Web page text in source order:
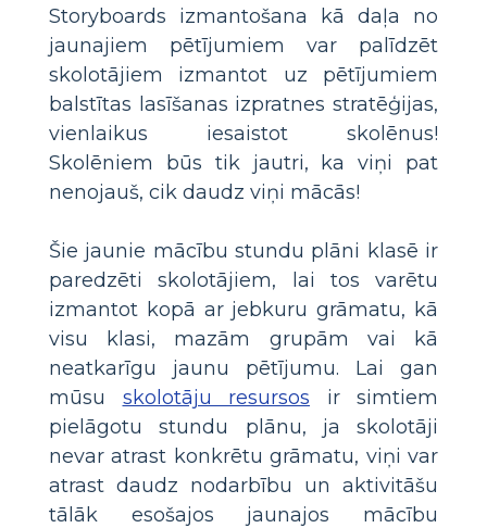
Storyboards izmantošana kā daļa no
jaunajiem pētījumiem var palīdzēt
skolotājiem izmantot uz pētījumiem
balstītas lasīšanas izpratnes stratēģijas,
vienlaikus iesaistot skolēnus!
Skolēniem būs tik jautri, ka viņi pat
nenojauš, cik daudz viņi mācās!
Šie jaunie mācību stundu plāni klasē ir
paredzēti skolotājiem, lai tos varētu
izmantot kopā ar jebkuru grāmatu, kā
visu klasi, mazām grupām vai kā
neatkarīgu jaunu pētījumu. Lai gan
mūsu skolotāju resursos ir simtiem
pielāgotu stundu plānu, ja skolotāji
nevar atrast konkrētu grāmatu, viņi var
atrast daudz nodarbību un aktivitāšu
tālāk esošajos jaunajos mācību